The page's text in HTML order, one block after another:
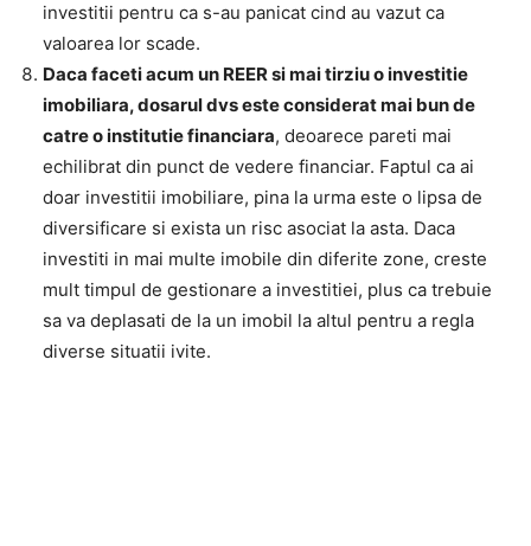
investitii pentru ca s-au panicat cind au vazut ca
valoarea lor scade.
Daca faceti acum un REERsi mai tirziu o investitie
imobiliara, dosarul dvs este considerat mai bun de
catre o institutie financiara, deoarece pareti mai
echilibrat din punct de vedere financiar. Faptul ca ai
doar investitii imobiliare, pina la urma este o lipsa de
diversificare si exista un risc asociat la asta. Daca
investiti in mai multe imobile din diferite zone, creste
mult timpul de gestionare a investitiei, plus ca trebuie
sa va deplasati de la un imobil la altul pentru a regla
diverse situatii ivite.